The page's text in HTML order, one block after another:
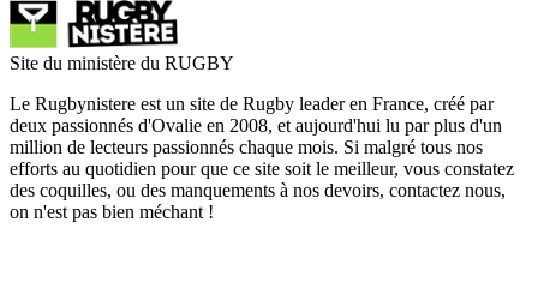
Site du ministère du RUGBY
Le Rugbynistere est un site de Rugby leader en France, créé par
deux passionnés d'Ovalie en 2008, et aujourd'hui lu par plus d'un
million de lecteurs passionnés chaque mois. Si malgré tous nos
efforts au quotidien pour que ce site soit le meilleur, vous constatez
des coquilles, ou des manquements à nos devoirs, contactez nous,
on n'est pas bien méchant !